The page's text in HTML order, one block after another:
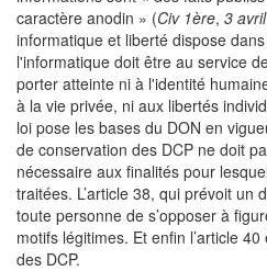
caractère anodin » (Civ 1ère, 3
informatique et liberté dispose
l'informatique doit être au service
porter atteinte ni à l'identité
à la vie privée, ni aux libertés
loi pose les bases du DON en
de conservation des DCP ne doit
nécessaire aux finalités pour
traitées. L’article 38, qui prévoit un
toute personne de s’opposer à
motifs légitimes. Et enfin l’article
des DCP.